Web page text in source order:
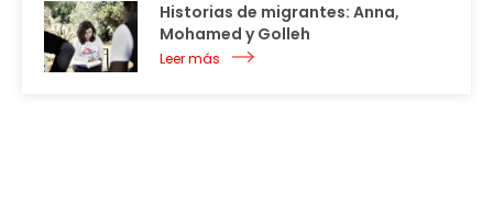
Historias de migrantes: Anna,
Mohamed y Golleh
Leer más